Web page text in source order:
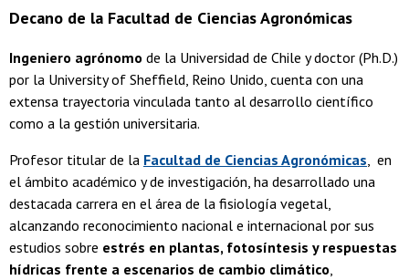
Egresadas/os
Decano de la Facultad de Ciencias Agronómicas
Ingeniero agrónomo de la Universidad de Chile y doctor (Ph.D.)
por la University of Sheffield, Reino Unido, cuenta con una
extensa trayectoria vinculada tanto al desarrollo científico
como a la gestión universitaria.
Profesor titular de la Facultad de Ciencias Agronómicas, en
el ámbito académico y de investigación, ha desarrollado una
destacada carrera en el área de la fisiología vegetal,
alcanzando reconocimiento nacional e internacional por sus
estudios sobre estrés en plantas, fotosíntesis y respuestas
hídricas frente a escenarios de cambio climático,